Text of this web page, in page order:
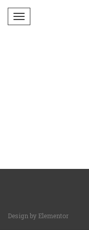
Design by Elementor